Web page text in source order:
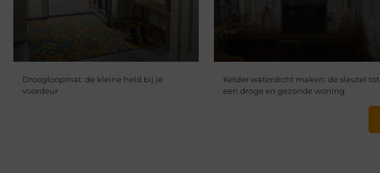
Droogloopmat: de kleine held bij je
voordeur
Kelder waterdicht maken: dé sleutel tot
een droge en gezonde woning